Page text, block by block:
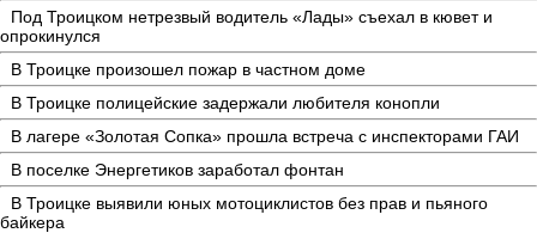
Под Троицком нетрезвый водитель «Лады» съехал в кювет и
опрокинулся
В Троицке произошел пожар в частном доме
В Троицке полицейские задержали любителя конопли
В лагере «Золотая Сопка» прошла встреча с инспекторами ГАИ
В поселке Энергетиков заработал фонтан
В Троицке выявили юных мотоциклистов без прав и пьяного
байкера